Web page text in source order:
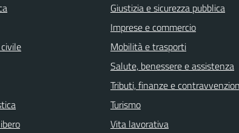
Giustizia e sicurezza pubblica
Imprese e commercio
Mobilità e trasporti
Salute, benessere e assistenza
Tributi, finanze e
Turismo
Vita lavorativa